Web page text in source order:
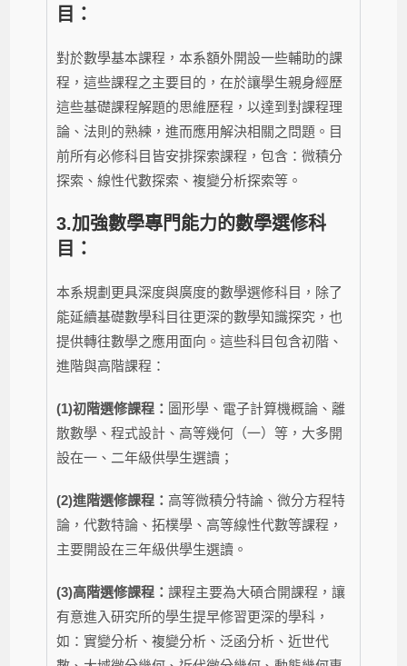
目：
對於數學基本課程，本系額外開設一些輔助的課
程，這些課程之主要目的，在於讓學生親身經歷
這些基礎課程解題的思維歷程，以達到對課程理
論、法則的熟練，進而應用解決相關之問題。目
前所有必修科目皆安排探索課程，包含：微積分
探索、線性代數探索、複變分析探索等。
3.加強數學專門能力的數學選修科
目：
本系規劃更具深度與廣度的數學選修科目，除了
能延續基礎數學科目往更深的數學知識探究，也
提供轉往數學之應用面向。這些科目包含初階、
進階與高階課程：
(1)初階選修課程： 圖形學、電子計算機概論、離
散數學、程式設計、高等幾何（一）等，大多開
設在一、二年級供學生選讀；
(2)進階選修課程： 高等微積分特論、微分方程特
論，代數特論、拓樸學、高等線性代數等課程，
主要開設在三年級供學生選讀。
(3)高階選修課程：課程主要為大碩合開課程，讓
有意進入研究所的學生提早修習更深的學科，
如：實變分析、複變分析、泛函分析、近世代